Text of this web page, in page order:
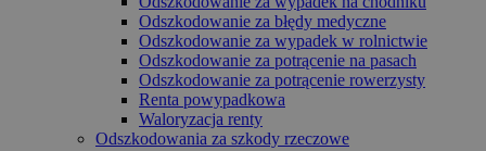
Odszkodowanie za błędy medyczne
Odszkodowanie za wypadek w rolnictwie
Odszkodowanie za potrącenie na pasach
Odszkodowanie za potrącenie rowerzysty
Renta powypadkowa
Waloryzacja renty
Odszkodowania za szkody rzeczowe